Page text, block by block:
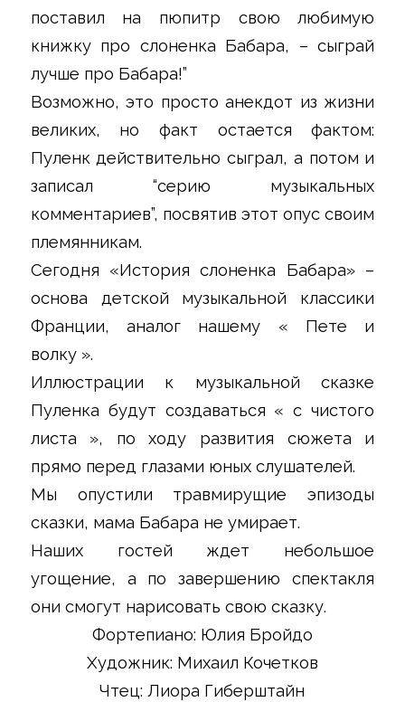
поставил на пюпитр свою любимую
книжку про слоненка Бабара, – сыграй
лучше про Бабара!”
Возможно, это просто анекдот из жизни
великих, но факт остается фактом:
Пуленк действительно сыграл, а потом и
записал “серию музыкальных
комментариев”, посвятив этот опус своим
племянникам.
Сегодня «История слоненка Бабара» –
основа детской музыкальной классики
Франции, аналог нашему « Пете и
волку ».
Иллюстрации к музыкальной сказке
Пуленка будут создаваться « с чистого
листа », по ходу развития сюжета и
прямо перед глазами юных слушателей.
Мы опустили травмирущие эпизоды
сказки, мама Бабара не умирает.
Наших гостей ждет небольшое
угощение, а по завершению спектакля
они смогут нарисовать свою сказку.
Фортепиано: Юлия Бройдо
Художник: Михаил Кочетков
Чтец: Лиора Гиберштайн